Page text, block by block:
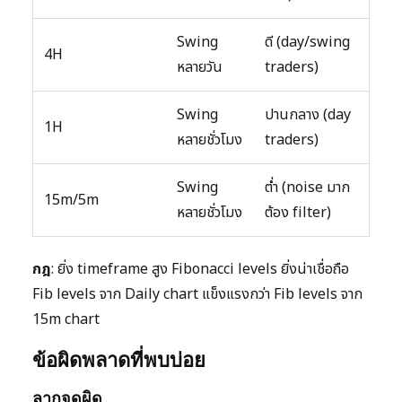
4H
Swing
หลายวัน
ดี (day/swing
traders)
1H
Swing
หลายชั่วโมง
ปานกลาง (day
traders)
15m/5m
Swing
หลายชั่วโมง
ต่ำ (noise มาก
ต้อง filter)
กฎ: ยิ่ง timeframe สูง Fibonacci levels ยิ่งน่าเชื่อถือ
Fib levels จาก Daily chart แข็งแรงกว่า Fib levels จาก
15m chart
ข้อผิดพลาดที่พบบ่อย
ลากจุดผิด